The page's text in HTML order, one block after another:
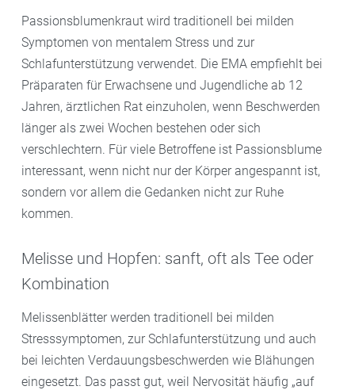
Passionsblumenkraut wird traditionell bei milden
Symptomen von mentalem Stress und zur
Schlafunterstützung verwendet. Die EMA empfiehlt bei
Präparaten für Erwachsene und Jugendliche ab 12
Jahren, ärztlichen Rat einzuholen, wenn Beschwerden
länger als zwei Wochen bestehen oder sich
verschlechtern. Für viele Betroffene ist Passionsblume
interessant, wenn nicht nur der Körper angespannt ist,
sondern vor allem die Gedanken nicht zur Ruhe
kommen.
Melisse und Hopfen: sanft, oft als Tee oder
Kombination
Melissenblätter werden traditionell bei milden
Stresssymptomen, zur Schlafunterstützung und auch
bei leichten Verdauungsbeschwerden wie Blähungen
eingesetzt. Das passt gut, weil Nervosität häufig „auf